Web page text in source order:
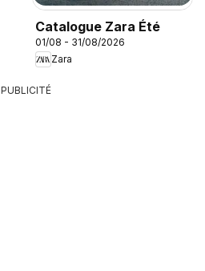
Catalogue Zara Été
01/08 - 31/08/2026
Zara
PUBLICITÉ